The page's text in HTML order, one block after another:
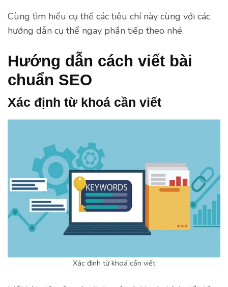
Cùng tìm hiểu cụ thể các tiêu chí này cùng với các
hướng dẫn cụ thể ngay phần tiếp theo nhé.
Hướng dẫn cách viết bài
chuẩn SEO
Xác định từ khoá cần viết
Xác định từ khoá cần viết